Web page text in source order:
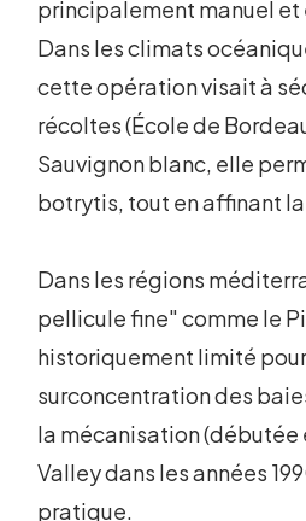
principalement manuel
Dans les climats
cette opération visait à
récoltes (École de
Sauvignon blanc, elle
botrytis, tout en affinant
Dans les régions
pellicule fine" comme le
historiquement limité
surconcentration des
la mécanisation (débutée
Valley dans les années
pratique.